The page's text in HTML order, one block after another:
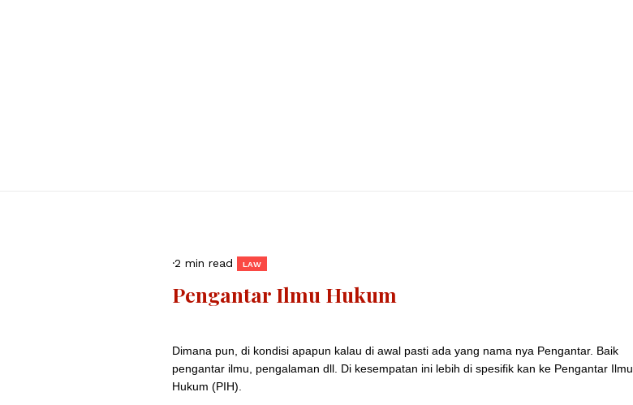
·2 min read LAW
Pengantar Ilmu Hukum
Dimana pun, di kondisi apapun kalau di awal pasti ada yang nama nya Pengantar. Baik
pengantar ilmu, pengalaman dll. Di kesempatan ini lebih di spesifik kan ke Pengantar Ilmu
Hukum (PIH).